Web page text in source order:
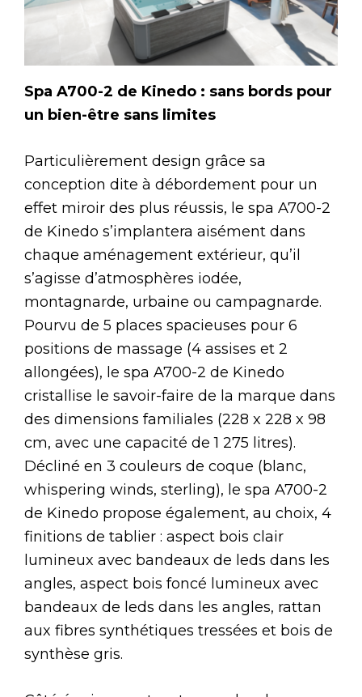
Spa A700-2 de Kinedo : sans bords pour
un bien-être sans limites
Particulièrement design grâce sa
conception dite à débordement pour un
effet miroir des plus réussis, le spa A700-2
de Kinedo s’implantera aisément dans
chaque aménagement extérieur, qu’il
s’agisse d’atmosphères iodée,
montagnarde, urbaine ou campagnarde.
Pourvu de 5 places spacieuses pour 6
positions de massage (4 assises et 2
allongées), le spa A700-2 de Kinedo
cristallise le savoir-faire de la marque dans
des dimensions familiales (228 x 228 x 98
cm, avec une capacité de 1 275 litres).
Décliné en 3 couleurs de coque (blanc,
whispering winds, sterling), le spa A700-2
de Kinedo propose également, au choix, 4
finitions de tablier : aspect bois clair
lumineux avec bandeaux de leds dans les
angles, aspect bois foncé lumineux avec
bandeaux de leds dans les angles, rattan
aux fibres synthétiques tressées et bois de
synthèse gris.